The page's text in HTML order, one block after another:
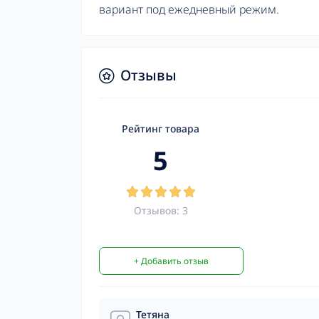
вариант под ежедневный режим.
Отзывы
Рейтинг товара
5
Отзывов: 3
+ Добавить отзыв
Тетяна